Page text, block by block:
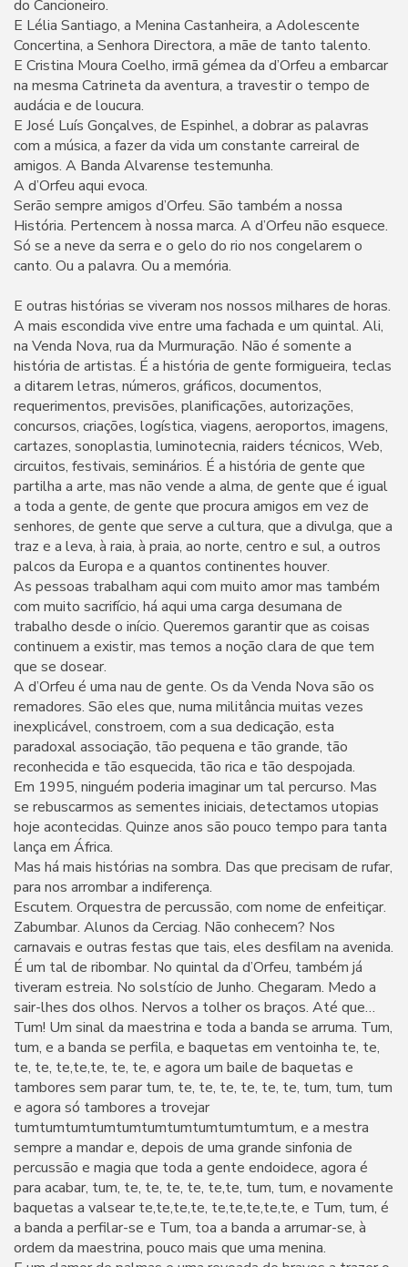
do Cancioneiro.
E Lélia Santiago, a Menina Castanheira, a Adolescente
Concertina, a Senhora Directora, a mãe de tanto talento.
E Cristina Moura Coelho, irmã gémea da d’Orfeu a embarcar
na mesma Catrineta da aventura, a travestir o tempo de
audácia e de loucura.
E José Luís Gonçalves, de Espinhel, a dobrar as palavras
com a música, a fazer da vida um constante carreiral de
amigos. A Banda Alvarense testemunha.
A d’Orfeu aqui evoca.
Serão sempre amigos d’Orfeu. São também a nossa
História. Pertencem à nossa marca. A d’Orfeu não esquece.
Só se a neve da serra e o gelo do rio nos congelarem o
canto. Ou a palavra. Ou a memória.
E outras histórias se viveram nos nossos milhares de horas.
A mais escondida vive entre uma fachada e um quintal. Ali,
na Venda Nova, rua da Murmuração. Não é somente a
história de artistas. É a história de gente formigueira, teclas
a ditarem letras, números, gráficos, documentos,
requerimentos, previsões, planificações, autorizações,
concursos, criações, logística, viagens, aeroportos, imagens,
cartazes, sonoplastia, luminotecnia, raiders técnicos, Web,
circuitos, festivais, seminários. É a história de gente que
partilha a arte, mas não vende a alma, de gente que é igual
a toda a gente, de gente que procura amigos em vez de
senhores, de gente que serve a cultura, que a divulga, que a
traz e a leva, à raia, à praia, ao norte, centro e sul, a outros
palcos da Europa e a quantos continentes houver.
As pessoas trabalham aqui com muito amor mas também
com muito sacrifício, há aqui uma carga desumana de
trabalho desde o início. Queremos garantir que as coisas
continuem a existir, mas temos a noção clara de que tem
que se dosear.
A d’Orfeu é uma nau de gente. Os da Venda Nova são os
remadores. São eles que, numa militância muitas vezes
inexplicável, constroem, com a sua dedicação, esta
paradoxal associação, tão pequena e tão grande, tão
reconhecida e tão esquecida, tão rica e tão despojada.
Em 1995, ninguém poderia imaginar um tal percurso. Mas
se rebuscarmos as sementes iniciais, detectamos utopias
hoje acontecidas. Quinze anos são pouco tempo para tanta
lança em África.
Mas há mais histórias na sombra. Das que precisam de rufar,
para nos arrombar a indiferença.
Escutem. Orquestra de percussão, com nome de enfeitiçar.
Zabumbar. Alunos da Cerciag. Não conhecem? Nos
carnavais e outras festas que tais, eles desfilam na avenida.
É um tal de ribombar. No quintal da d’Orfeu, também já
tiveram estreia. No solstício de Junho. Chegaram. Medo a
sair-lhes dos olhos. Nervos a tolher os braços. Até que…
Tum! Um sinal da maestrina e toda a banda se arruma. Tum,
tum, e a banda se perfila, e baquetas em ventoinha te, te,
te, te, te,te,te, te, te, e agora um baile de baquetas e
tambores sem parar tum, te, te, te, te, te, te, tum, tum, tum
e agora só tambores a trovejar
tumtumtumtumtumtumtumtumtumtumtum, e a mestra
sempre a mandar e, depois de uma grande sinfonia de
percussão e magia que toda a gente endoidece, agora é
para acabar, tum, te, te, te, te, te,te, tum, tum, e novamente
baquetas a valsear te,te,te,te, te,te,te,te,te, e Tum, tum, é
a banda a perfilar-se e Tum, toa a banda a arrumar-se, à
ordem da maestrina, pouco mais que uma menina.